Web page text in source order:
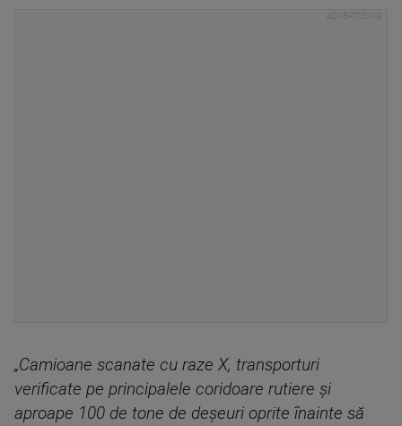
„Camioane scanate cu raze X, transporturi
verificate pe principalele coridoare rutiere şi
aproape 100 de tone de deşeuri oprite înainte să